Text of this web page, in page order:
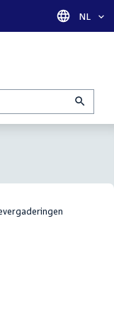
Taal
NL